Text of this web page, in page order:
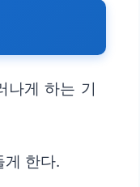
나게 하는 기
게 한다.